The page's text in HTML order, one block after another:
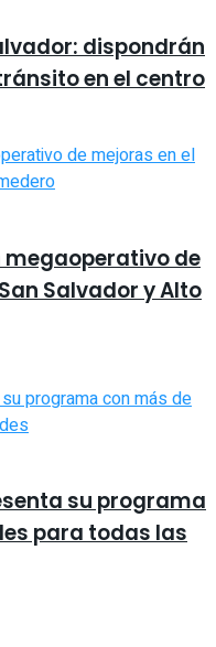
dispondrán
en el centro
megaoperativo de
Salvador y Alto
su programa
para todas las